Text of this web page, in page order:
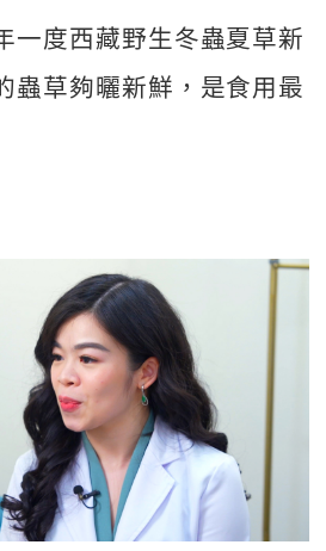
一度西藏野生冬蟲夏草新
蟲草夠曬新鮮，是食用最